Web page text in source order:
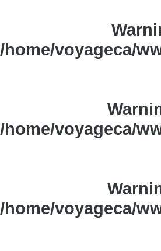
/home/voyageca/
/home/voyageca/
/home/voyageca/